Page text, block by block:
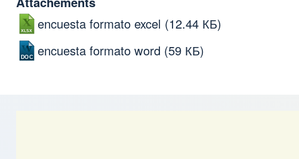
encuesta formato excel (12.44 КБ)
encuesta formato word (59 КБ)